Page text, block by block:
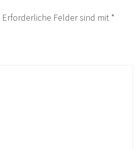
Erforderliche Felder sind mit *